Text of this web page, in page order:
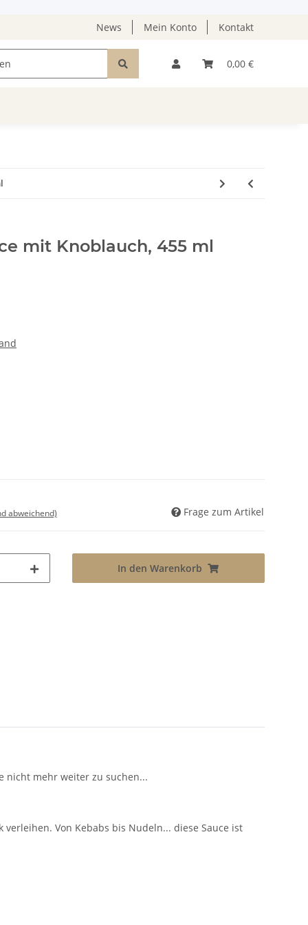
News Mein Konto Kontakt
0,00 €
mit Knoblauch, 455 ml
abweichend) Frage zum Artikel
In den Warenkorb
nicht mehr weiter zu suchen...
Von Kebabs bis Nudeln... diese Sauce ist